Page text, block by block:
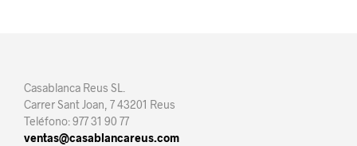
Casablanca Reus SL.
Carrer Sant Joan, 7 43201 Reus
Teléfono: 977 31 90 77
ventas@casablancareus.com